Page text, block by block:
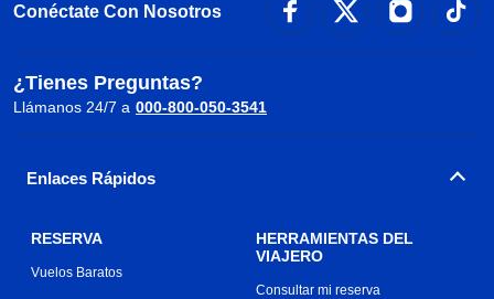
Conéctate Con Nosotros
¿Tienes Preguntas?
Llámanos 24/7 a 000-800-050-3541
Enlaces Rápidos
RESERVA
Vuelos Baratos
HERRAMIENTAS DEL
VIAJERO
Consultar mi reserva